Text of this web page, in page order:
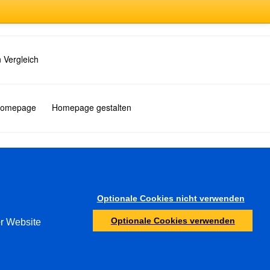
Vergleich
Homepage gestalten
Jugendschutz
Website
Optionale Cookies nicht verwenden
Optionale Cookies verwenden